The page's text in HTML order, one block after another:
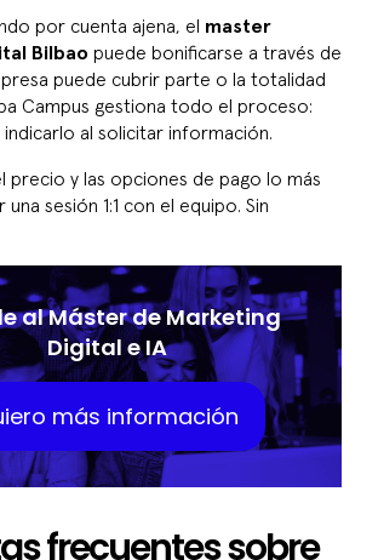
por cuenta ajena, el master
Bilbao puede bonificarse a través de
puede cubrir parte o la totalidad
Campus gestiona todo el proceso:
al solicitar información.
precio y las opciones de pago lo más
sesión 1:1 con el equipo. Sin
al Máster de Marketing
Digital e IA
más información
frecuentes sobre